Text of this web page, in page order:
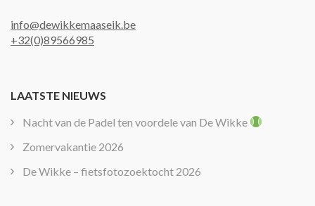
info@dewikkemaaseik.be
+32(0)89566985
LAATSTE NIEUWS
Nacht van de Padel ten voordele van De Wikke
Zomervakantie 2026
De Wikke – fietsfotozoektocht 2026